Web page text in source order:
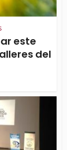
este
del